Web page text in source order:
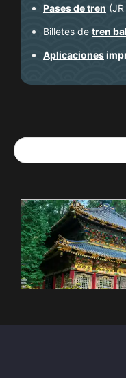
Pases de tren
Billetes de tren
Aplicaciones